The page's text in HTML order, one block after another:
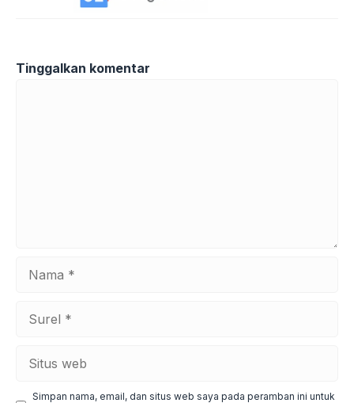
Tinggalkan komentar
web
Simpan nama, email, dan situs web saya pada peramban ini untuk